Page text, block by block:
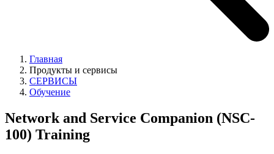
Главная
Продукты и сервисы
СЕРВИСЫ
Обучение
Network and Service Companion (NSC-
100) Training